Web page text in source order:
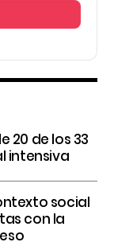
20 de los 33
intensiva
social
con la